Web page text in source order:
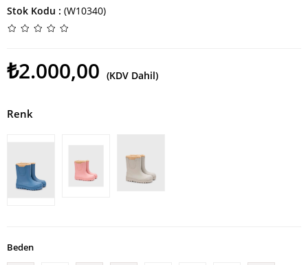
Stok Kodu (W10340)
₺2.000,00 (KDV Dahil)
Renk
Beden